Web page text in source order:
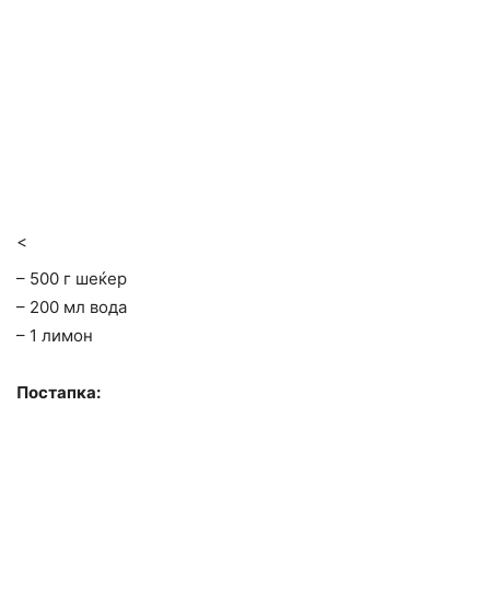
<
– 500 г шеќер
– 200 мл вода
– 1 лимон
Постапка: